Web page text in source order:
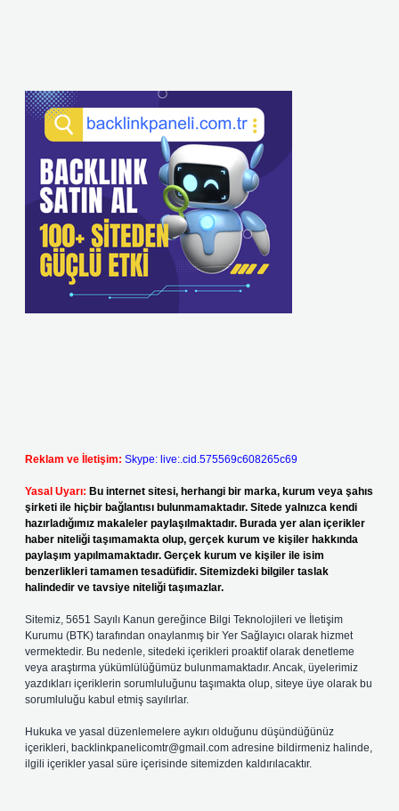
Reklam ve İletişim: Skype: live:.cid.575569c608265c69
Yasal Uyarı: Bu internet sitesi, herhangi bir marka, kurum veya şahıs
şirketi ile hiçbir bağlantısı bulunmamaktadır. Sitede yalnızca kendi
hazırladığımız makaleler paylaşılmaktadır. Burada yer alan içerikler
haber niteliği taşımamakta olup, gerçek kurum ve kişiler hakkında
paylaşım yapılmamaktadır. Gerçek kurum ve kişiler ile isim
benzerlikleri tamamen tesadüfidir. Sitemizdeki bilgiler taslak
halindedir ve tavsiye niteliği taşımazlar.
Sitemiz, 5651 Sayılı Kanun gereğince Bilgi Teknolojileri ve İletişim
Kurumu (BTK) tarafından onaylanmış bir Yer Sağlayıcı olarak hizmet
vermektedir. Bu nedenle, sitedeki içerikleri proaktif olarak denetleme
veya araştırma yükümlülüğümüz bulunmamaktadır. Ancak, üyelerimiz
yazdıkları içeriklerin sorumluluğunu taşımakta olup, siteye üye olarak bu
sorumluluğu kabul etmiş sayılırlar.
Hukuka ve yasal düzenlemelere aykırı olduğunu düşündüğünüz
içerikleri, backlinkpanelicomtr@gmail.com adresine bildirmeniz halinde,
ilgili içerikler yasal süre içerisinde sitemizden kaldırılacaktır.